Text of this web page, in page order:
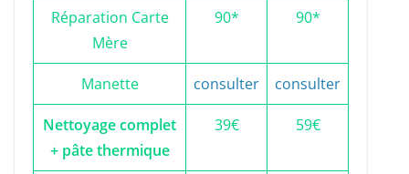
Réparation Carte
Mère
90* 90*
Manette consulter consulter
Nettoyage complet
+ pâte thermique
39€ 59€